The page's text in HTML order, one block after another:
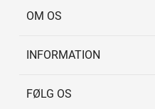
OM OS
INFORMATION
FØLG OS